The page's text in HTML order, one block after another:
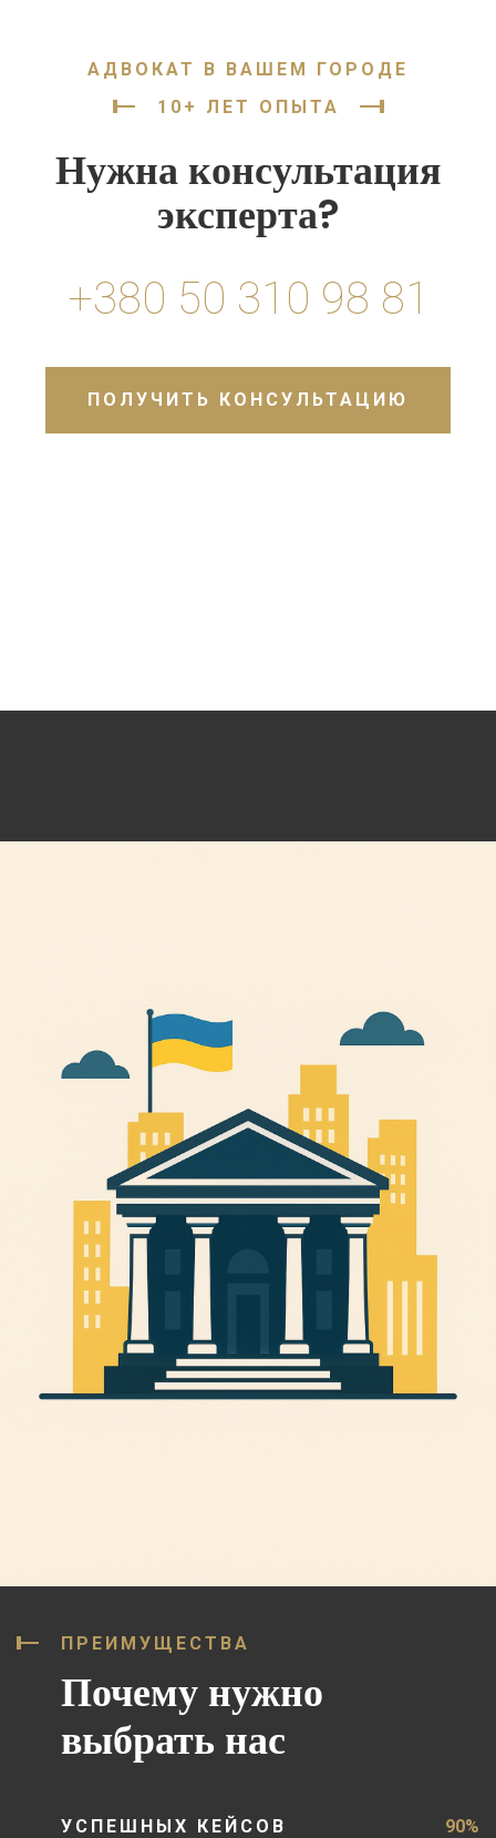
АДВОКАТ В ВАШЕМ ГОРОДЕ
10+ ЛЕТ ОПЫТА
Нужна консультация
эксперта?
+380 50 310 98 81
ПОЛУЧИТЬ КОНСУЛЬТАЦИЮ
ПРЕИМУЩЕСТВА
Почему нужно
выбрать нас
УСПЕШНЫХ КЕЙСОВ 90%